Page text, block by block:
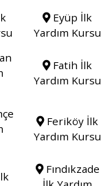
Eyüp İlk
Yardım Kursu
Fatih İlk
Yardım Kursu
Feriköy İlk
Yardım Kursu
Fındıkzade